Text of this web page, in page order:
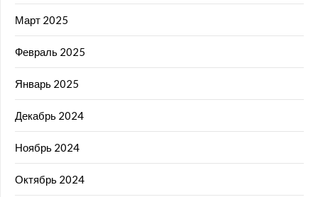
Март 2025
Февраль 2025
Январь 2025
Декабрь 2024
Ноябрь 2024
Октябрь 2024